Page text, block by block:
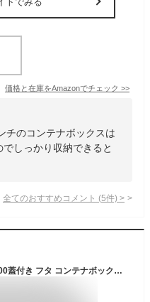
価格と在庫をAmazonでチェック >>
チのコンテナボックスは
しっかり収納できると
全てのおすすめコメント (5件) >
収納ボックス 収納ケース 60L ODB-800蓋付き フタ コンテナボックス 屋外 コンテナ おしゃれ ハードケース ハードボックス トランクボックス 車載 ベランダ 庭 収納BOX 工具収納 ツールボックス 小物収納 ガーデニング 衣類【あす楽】